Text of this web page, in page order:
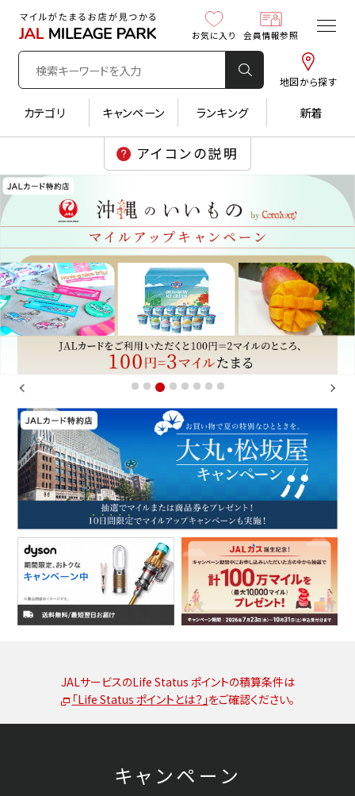
地図から探す
お気に入り 会員情報参照
カテゴリ キャンペーン ランキング 新着
Previous
JALサービスのLife Status ポイントの積算条件は
「Life Status ポイントとは？」をご確認ください。
キャンペーン